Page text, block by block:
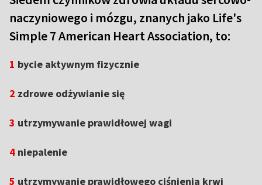
naczyniowego i mózgu, znanych jako Life's
Simple 7 American Heart Association, to:
1 bycie aktywnym fizycznie
2 zdrowe odżywianie się
3 utrzymywanie prawidłowej wagi
4 niepalenie
5 utrzymywanie prawidłowego ciśnienia krwi